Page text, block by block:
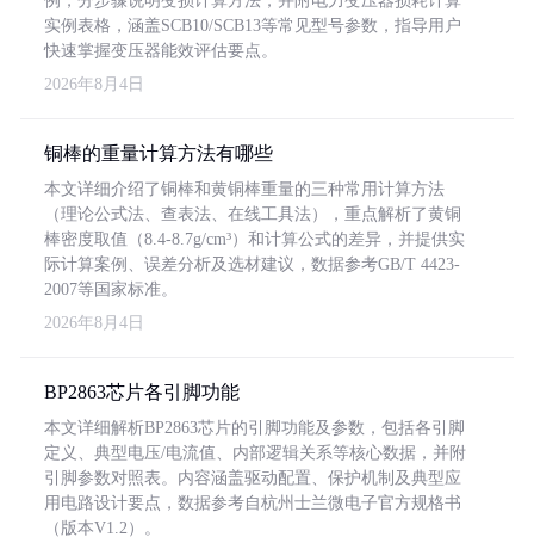
实例表格，涵盖SCB10/SCB13等常见型号参数，指导用户
快速掌握变压器能效评估要点。
2026年8月4日
铜棒的重量计算方法有哪些
本文详细介绍了铜棒和黄铜棒重量的三种常用计算方法
（理论公式法、查表法、在线工具法），重点解析了黄铜
棒密度取值（8.4-8.7g/cm³）和计算公式的差异，并提供实
际计算案例、误差分析及选材建议，数据参考GB/T 4423-
2007等国家标准。
2026年8月4日
BP2863芯片各引脚功能
本文详细解析BP2863芯片的引脚功能及参数，包括各引脚
定义、典型电压/电流值、内部逻辑关系等核心数据，并附
引脚参数对照表。内容涵盖驱动配置、保护机制及典型应
用电路设计要点，数据参考自杭州士兰微电子官方规格书
（版本V1.2）。